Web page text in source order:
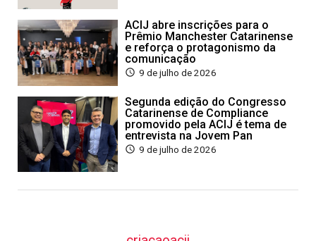
ACIJ abre inscrições para o
Prêmio Manchester Catarinense
e reforça o protagonismo da
comunicação
9 de julho de 2026
Segunda edição do Congresso
Catarinense de Compliance
promovido pela ACIJ é tema de
entrevista na Jovem Pan
9 de julho de 2026